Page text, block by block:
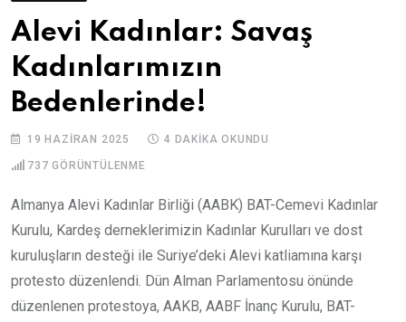
Alevi Kadınlar: Savaş
Kadınlarımızın
Bedenlerinde!
19 HAZIRAN 2025 4 DAKIKA OKUNDU
737 GÖRÜNTÜLENME
Almanya Alevi Kadınlar Birliği (AABK) BAT-Cemevi Kadınlar
Kurulu, Kardeş derneklerimizin Kadınlar Kurulları ve dost
kuruluşların desteği ile Suriye’deki Alevi katliamına karşı
protesto düzenlendi. Dün Alman Parlamentosu önünde
düzenlenen protestoya, AAKB, AABF İnanç Kurulu, BAT-